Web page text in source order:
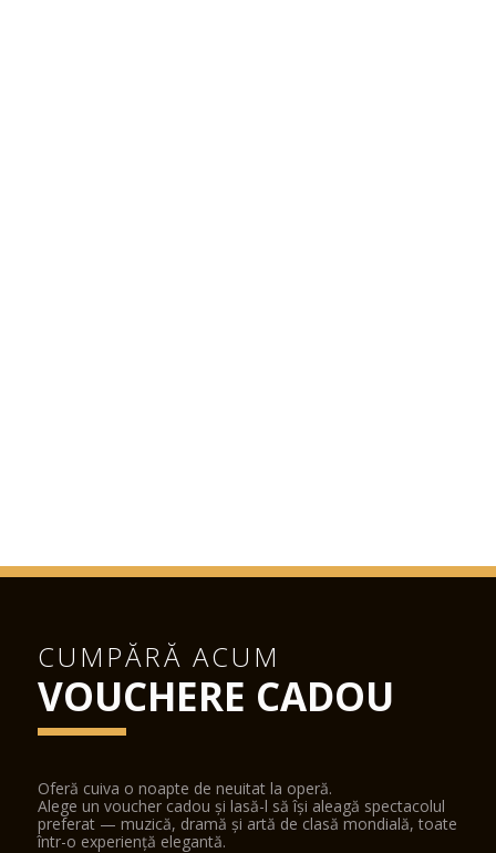
CUMPĂRĂ ACUM
VOUCHERE CADOU
Oferă cuiva o noapte de neuitat la operă.
Alege un voucher cadou și lasă-l să își aleagă spectacolul
preferat — muzică, dramă și artă de clasă mondială, toate
într-o experiență elegantă.